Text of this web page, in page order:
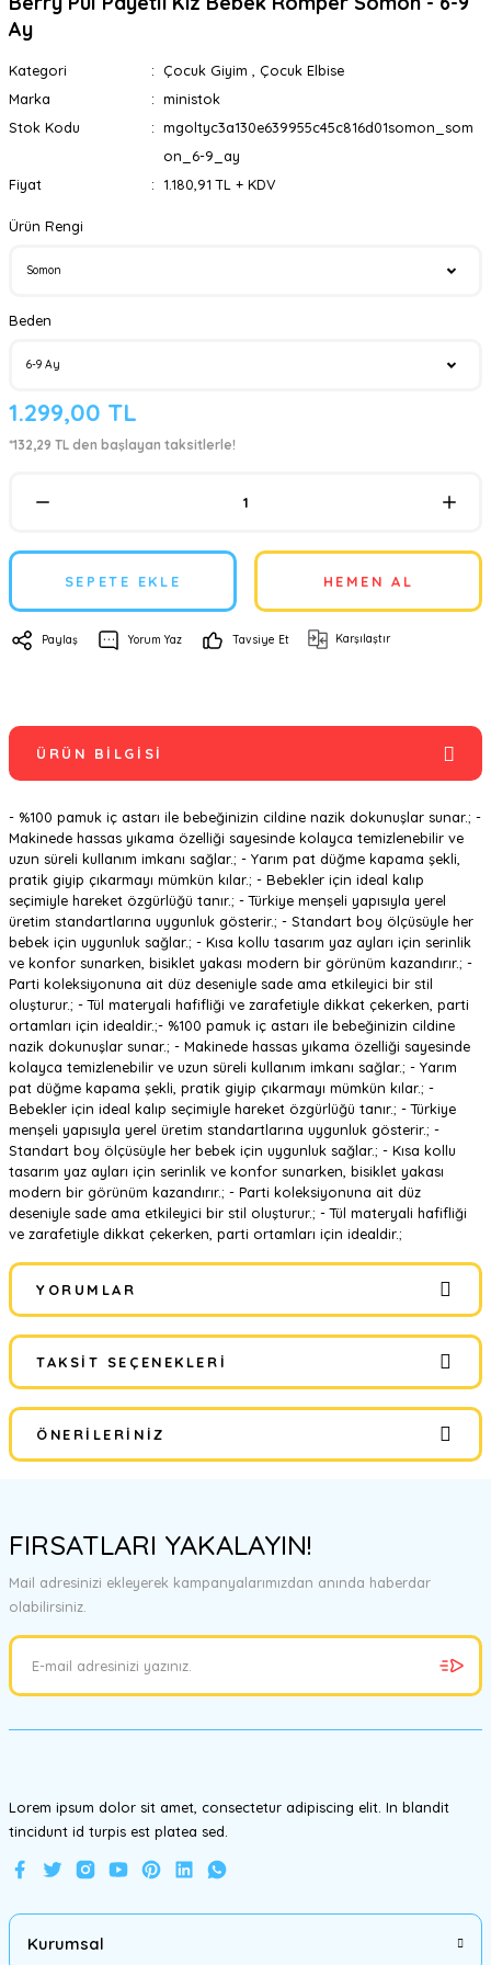
Ay
Kategori Çocuk Giyim
Çocuk Elbise
Marka
ministok
Stok Kodu
mgoltyc3a130e639955c45c816d01somon_som
on_6-9_ay
Fiyat
1.180,91 TL + KDV
Ürün Rengi
Beden
1.299,00 TL
*132,29 TL den başlayan taksitlerle!
SEPETE EKLE HEMEN AL
Paylaş Yorum Yaz Tavsiye Et Karşılaştır
ÜRÜN BILGISI
- %100 pamuk iç astarı ile bebeğinizin cildine nazik dokunuşlar sunar.; -
Makinede hassas yıkama özelliği sayesinde kolayca temizlenebilir ve
uzun süreli kullanım imkanı sağlar.; - Yarım pat düğme kapama şekli,
pratik giyip çıkarmayı mümkün kılar.; - Bebekler için ideal kalıp
seçimiyle hareket özgürlüğü tanır.; - Türkiye menşeli yapısıyla yerel
üretim standartlarına uygunluk gösterir.; - Standart boy ölçüsüyle her
bebek için uygunluk sağlar.; - Kısa kollu tasarım yaz ayları için serinlik
ve konfor sunarken, bisiklet yakası modern bir görünüm kazandırır.; -
Parti koleksiyonuna ait düz deseniyle sade ama etkileyici bir stil
oluşturur.; - Tül materyali hafifliği ve zarafetiyle dikkat çekerken, parti
ortamları için idealdir.;- %100 pamuk iç astarı ile bebeğinizin cildine
nazik dokunuşlar sunar.; - Makinede hassas yıkama özelliği sayesinde
kolayca temizlenebilir ve uzun süreli kullanım imkanı sağlar.; - Yarım
pat düğme kapama şekli, pratik giyip çıkarmayı mümkün kılar.; -
Bebekler için ideal kalıp seçimiyle hareket özgürlüğü tanır.; - Türkiye
menşeli yapısıyla yerel üretim standartlarına uygunluk gösterir.; -
Standart boy ölçüsüyle her bebek için uygunluk sağlar.; - Kısa kollu
tasarım yaz ayları için serinlik ve konfor sunarken, bisiklet yakası
modern bir görünüm kazandırır.; - Parti koleksiyonuna ait düz
deseniyle sade ama etkileyici bir stil oluşturur.; - Tül materyali hafifliği
ve zarafetiyle dikkat çekerken, parti ortamları için idealdir.;
YORUMLAR
Bu ürüne ilk yorumu siz yapın!
TAKSIT SEÇENEKLERI
ÖNERILERINIZ
tarafımıza iletebilirsiniz.
Görüş ve önerileriniz için teşekkür ederiz.
Ürün resmi kalitesiz, bozuk veya görüntülenemiyor.
Ürün bilgilerinde hatalar bulunuyor.
FIRSATLARI YAKALAYIN!
Mail adresinizi ekleyerek kampanyalarımızdan anında haberdar
olabilirsiniz.
Lorem ipsum dolor sit amet, consectetur adipiscing elit. In blandit
tincidunt id turpis est platea sed.
Kurumsal